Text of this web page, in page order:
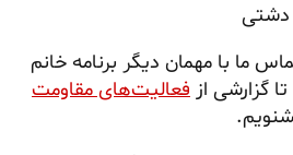
دشتی
ما با مهمان دیگر برنامه خانم
گزارشی از فعالیت‌های مقاومت